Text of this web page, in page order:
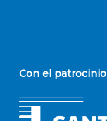
Con el patrocinio